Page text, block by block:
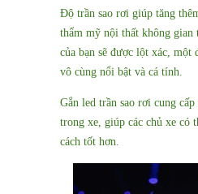
Độ trần sao rơi giúp tăng
thẩm mỹ nội thất không gian
của bạn sẽ được lột xác, một
vô cùng nổi bật và cá tính.
Gắn led trần sao rơi cung cấp
trong xe, giúp các chủ xe có
cách tốt hơn.